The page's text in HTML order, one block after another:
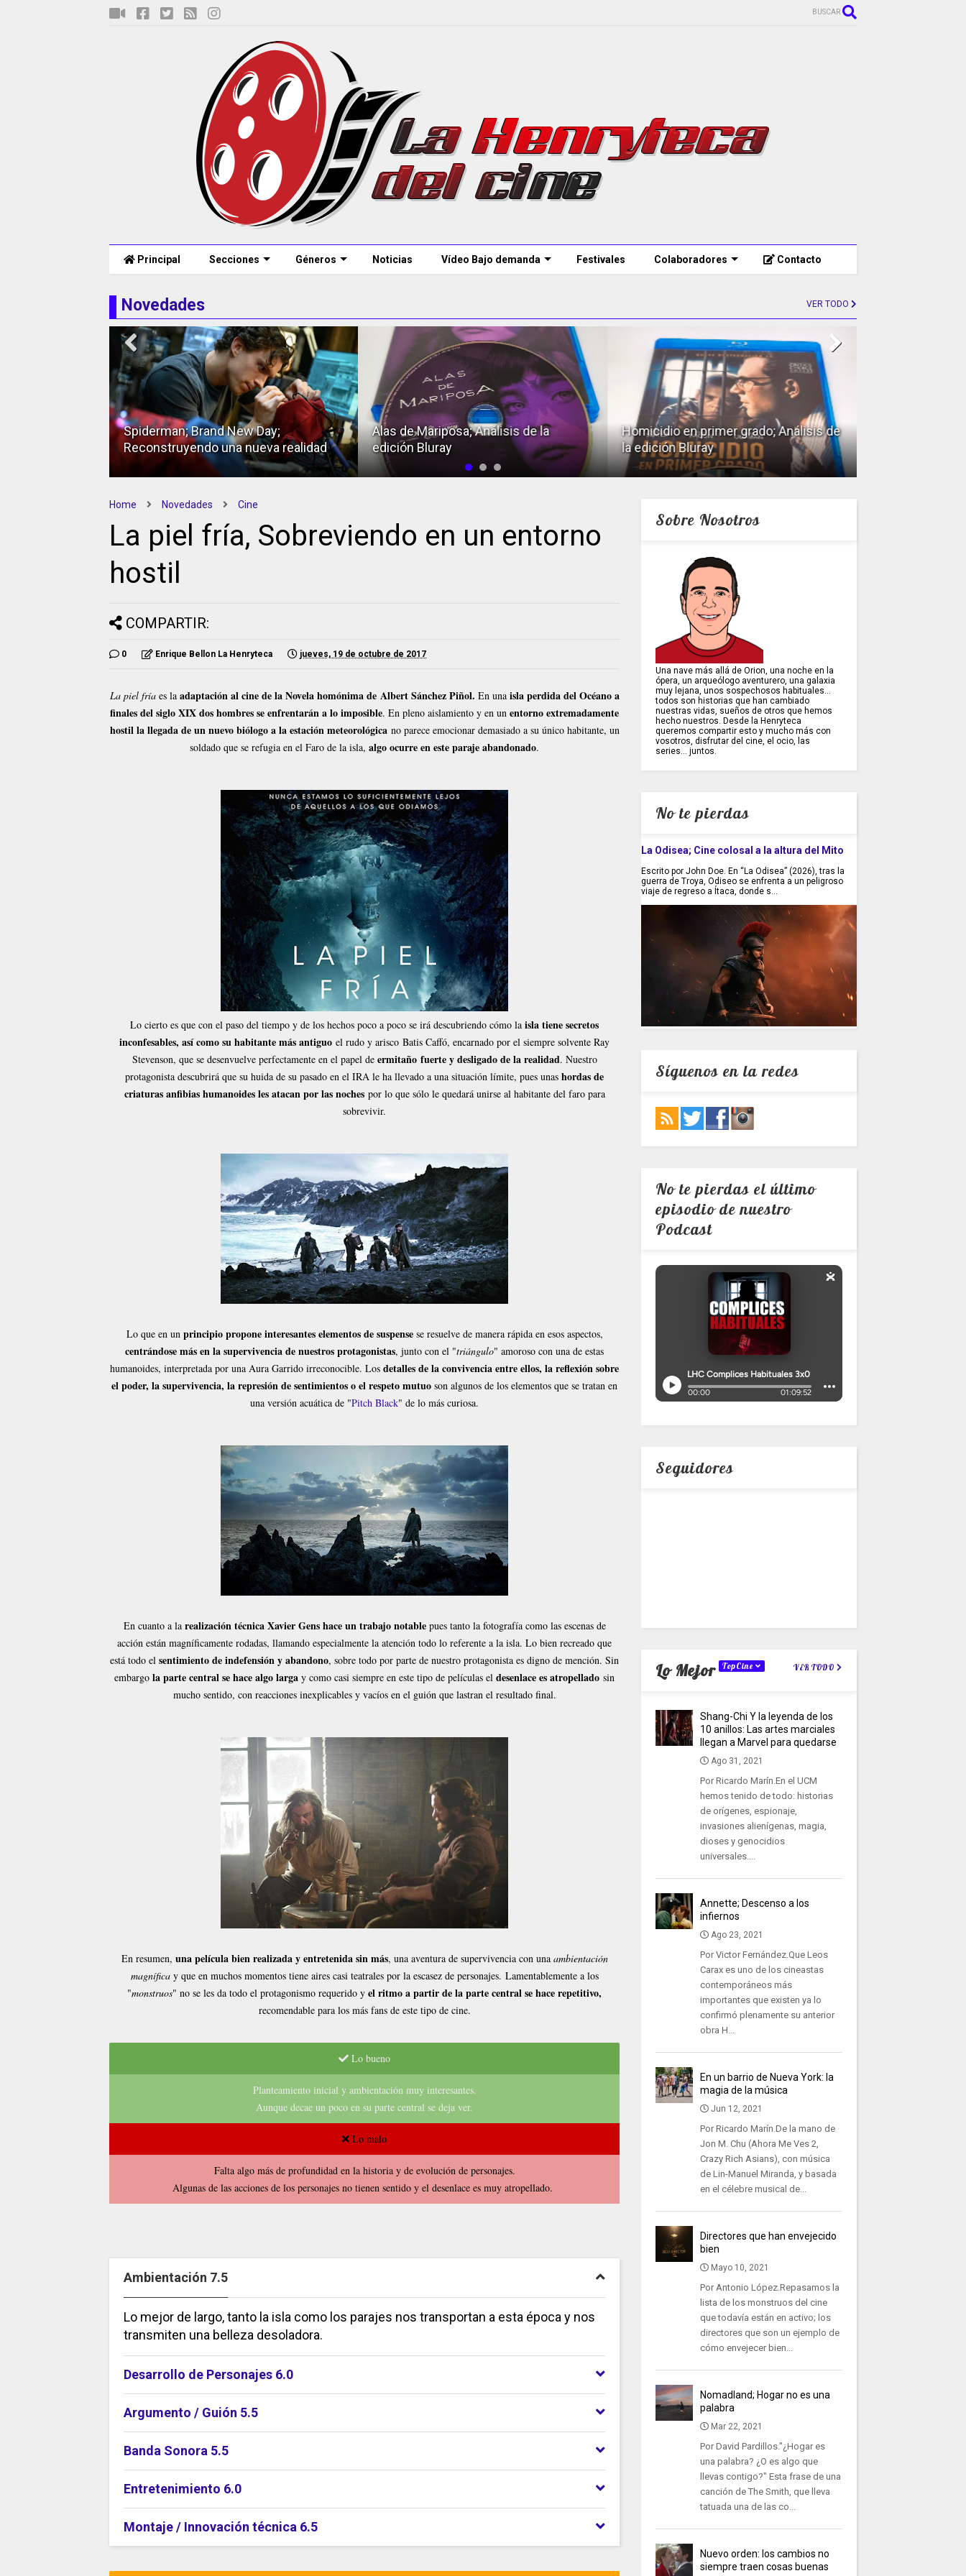
BUSCAR
Principal Secciones Géneros Noticias Vídeo Bajo demanda Festivales Colaboradores Contacto
Novedades VER TODO
Spiderman; Brand New Day;
Reconstruyendo una nueva realidad
Alas de Mariposa; Análisis de la
edición Bluray
Homicidio en primer grado; Análisis de
la edición Bluray
Home Novedades Cine
La piel fría, Sobreviendo en un entorno
hostil
COMPARTIR:
0 Enrique Bellon La Henryteca jueves, 19 de octubre de 2017
La piel fríaes la adaptación al cine de la Novela homónima de Albert Sánchez Piñol. En unaisla perdida del Océano a
finales del siglo XIX dos hombres se enfrentarán a lo imposible. En pleno aislamiento y en un entorno extremadamente
hostil la llegada de un nuevo biólogo a la estación meteorológicano parece emocionar demasiado a su único habitante, un
soldado que se refugia en el Faro de la isla, algo ocurre en este paraje abandonado.
Lo cierto es que con el paso del tiempo y de los hechos poco a poco se irá descubriendo cómo la isla tiene secretos
inconfesables, así como su habitante más antiguo el rudo y arisco Batis Caffó, encarnado por el siempre solvente Ray
Stevenson, que se desenvuelve perfectamente en el papel de ermitaño fuerte y desligado de la realidad. Nuestro
protagonista descubrirá que su huida de su pasado en el IRA le ha llevado a una situación límite, pues unas hordas de
criaturas anfibias humanoides les atacan por las nochespor lo que sólo le quedará unirse al habitante del faro para
sobrevivir.
Lo que en unprincipio propone interesantes elementos de suspensese resuelve de manera rápida en esos aspectos,
centrándose más en la supervivencia de nuestros protagonistas, junto con el "triángulo" amoroso con una de estas
humanoides, interpretada por una Aura Garrido irreconocible. Los detalles de la convivencia entre ellos, la reflexión sobre
el poder, la supervivencia, la represión de sentimientos o el respeto mutuo son algunos de los elementos que se tratan en
una versión acuática de "Pitch Black" de lo más curiosa.
En cuanto a la realización técnica Xavier Gens hace un trabajo notablepues tanto la fotografía como las escenas de
acción están magníficamente rodadas, llamando especialmente la atención todo lo referente a la isla. Lo bien recreado que
está todo el sentimiento de indefensión y abandono, sobre todo por parte de nuestro protagonista es digno de mención. Sin
embargo la parte central se hace algo larga y como casi siempre en este tipo de películas el desenlace es atropellado sin
mucho sentido, con reacciones inexplicables y vacíos en el guión que lastran el resultado final.
En resumen, una película bien realizada y entretenida sin más, una aventura de supervivencia con una ambientación
magníficay que en muchos momentos tiene aires casi teatrales por la escasez de personajes. Lamentablemente a los
"monstruos" no se les da todo el protagonismo requerido y el ritmo a partir de la parte central se hace repetitivo,
recomendable para los más fans de este tipo de cine.
Lo bueno
Planteamiento inicial y ambientación muy interesantes.
Aunque decae un poco en su parte central se deja ver.
Lo malo
Falta algo más de profundidad en la historia y de evolución de personajes.
Algunas de las acciones de los personajes no tienen sentido y el desenlace es muy atropellado.
Ambientación 7.5
Lo mejor de largo, tanto la isla como los parajes nos transportan a esta época y nos
transmiten una belleza desoladora.
Desarrollo de Personajes 6.0
Argumento / Guión 5.5
Banda Sonora 5.5
Entretenimiento 6.0
Montaje / Innovación técnica 6.5
Sobre Nosotros
Una nave más allá de Orion, una noche en la
ópera, un arqueólogo aventurero, una galaxia
muy lejana, unos sospechosos habituales...
todos son historias que han cambiado
nuestras vidas, sueños de otros que hemos
hecho nuestros. Desde la Henryteca
queremos compartir esto y mucho más con
vosotros, disfrutar del cine, el ocio, las
series... juntos.
No te pierdas
La Odisea; Cine colosal a la altura del Mito
Escrito por John Doe. En “La Odisea” (2026), tras la
guerra de Troya, Odiseo se enfrenta a un peligroso
viaje de regreso a Ítaca, donde s...
Síguenos en la redes
No te pierdas el último
episodio de nuestro
Podcast
Seguidores
Lo Mejor TopCine VER TODO
Shang-Chi Y la leyenda de los
10 anillos: Las artes marciales
llegan a Marvel para quedarse
Ago 31, 2021
Por Ricardo Marín.En el UCM
hemos tenido de todo: historias
de orígenes, espionaje,
invasiones alienígenas, magia,
dioses y genocidios
universales....
Annette; Descenso a los
infiernos
Ago 23, 2021
Por Victor Fernández.Que Leos
Carax es uno de los cineastas
contemporáneos más
importantes que existen ya lo
confirmó plenamente su anterior
obra H...
En un barrio de Nueva York: la
magia de la música
Jun 12, 2021
Por Ricardo Marín.De la mano de
Jon M. Chu (Ahora Me Ves 2,
Crazy Rich Asians), con música
de Lin-Manuel Miranda, y basada
en el célebre musical de...
Directores que han envejecido
bien
Mayo 10, 2021
Por Antonio López.Repasamos la
lista de los monstruos del cine
que todavía están en activo; los
directores que son un ejemplo de
cómo envejecer bien...
Nomadland; Hogar no es una
palabra
Mar 22, 2021
Por David Pardillos."¿Hogar es
una palabra? ¿O es algo que
llevas contigo?" Esta frase de una
canción de The Smith, que lleva
tatuada una de las co...
Nuevo orden: los cambios no
siempre traen cosas buenas